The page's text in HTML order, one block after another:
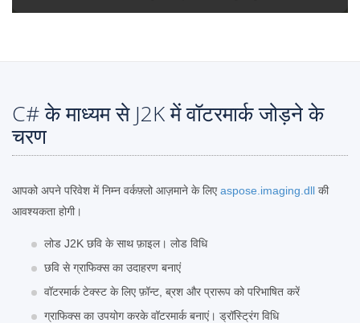
C# के माध्यम से J2K में वॉटरमार्क जोड़ने के
चरण
आपको अपने परिवेश में निम्न वर्कफ़्लो आज़माने के लिए aspose.imaging.dll की
आवश्यकता होगी।
लोड J2K छवि के साथ फ़ाइल। लोड विधि
छवि से ग्राफिक्स का उदाहरण बनाएं
वॉटरमार्क टेक्स्ट के लिए फ़ॉन्ट, ब्रश और प्रारूप को परिभाषित करें
ग्राफिक्स का उपयोग करके वॉटरमार्क बनाएं। ड्रॉस्ट्रिंग विधि